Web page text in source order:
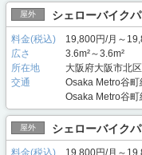
屋外 シェローバイク
料金(税込)
19,800円/月～
広さ
3.6m²～3.6m²
所在地
大阪府大阪市北
交通
Osaka Metro谷
Osaka Metro谷
屋外 シェローバイク
料金(税込) 19,800円/月～